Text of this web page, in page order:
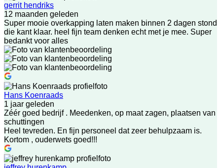
gerrit hendriks
12 maanden geleden
Super mooie overkapping laten maken binnen 2 dagen stond
die kant klaar. heel fijn team denken echt met je mee. Super
bedankt voor alles
Hans Koenraads
1 jaar geleden
Zéér goed bedrijf . Meedenken, op maat zagen, plaatsen van
schuttingen
Heel tevreden. En fijn personeel dat zeer behulpzaam is.
Kortom , ouderwets goed!!!